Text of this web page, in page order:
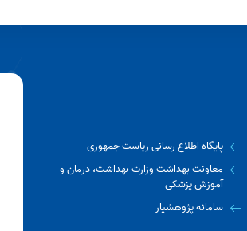
پایگاه اطلاع رسانی ریاست جمهوری
معاونت بهداشت وزارت بهداشت، درمان و
آموزش پزشکی
سامانه پژوهشیار